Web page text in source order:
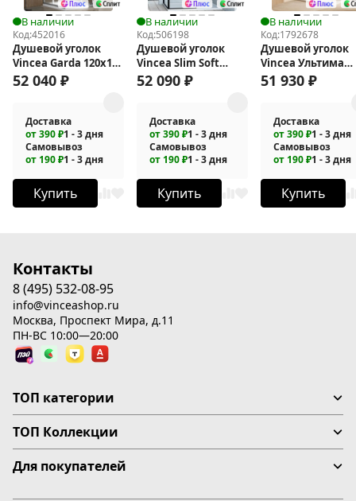
В наличии
Код:452016
Душевой уголок
Vincea Garda 120х120
VSS-1G1212CH
52 040 ₽
Доставка
от 390 ₽1 - 3 дня
Самовывоз
от 190 ₽1 - 3 дня
Купить
В наличии
Код:506198
Душевой уголок
Vincea Slim Soft
130x90 VSR-
52 090 ₽
Доставка
от 390 ₽1 - 3 дня
Самовывоз
от 190 ₽1 - 3 дня
Купить
В наличии
Код:1792678
Душевой уголок
Vincea Ультима
(Ultima) 140х100
51 930 ₽
Доставка
от 390 ₽1 - 3 дня
Самовывоз
от 190 ₽1 - 3 дня
Купить
Контакты
8 (495) 532-08-95
info@vinceashop.ru
Москва, Проспект Мира, д.11
ПН-ВС 10:00—20:00
ТОП категории
ТОП Коллекции
Для покупателей